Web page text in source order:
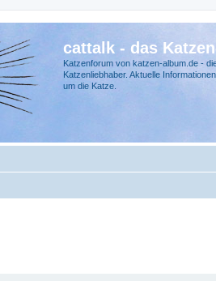
cattalk - das
Katzenforum von katzen-album.de -
Katzenliebhaber. Aktuelle
um die Katze.